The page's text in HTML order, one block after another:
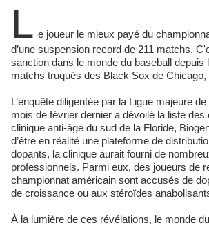
L e joueur le mieux payé du
d’une suspension record de 211 matchs.
sanction dans le monde du baseball depuis
matchs truqués des Black Sox de Chicago,
L’enquête diligentée par la Ligue majeure
mois de février dernier a dévoilé la liste des
clinique anti-âge du sud de la Floride,
d’être en réalité une plateforme de
dopants, la clinique aurait fourni de
professionnels. Parmi eux, des joueurs de
championnat américain sont accusés de
de croissance ou aux stéroïdes
À la lumière de ces révélations, le monde